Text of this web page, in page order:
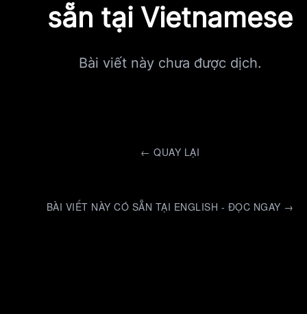
sẵn tại Vietnamese
Bài viết này chưa được dịch.
← QUAY LẠI
BÀI VIẾT NÀY CÓ SẴN TẠI ENGLISH - ĐỌC NGAY →